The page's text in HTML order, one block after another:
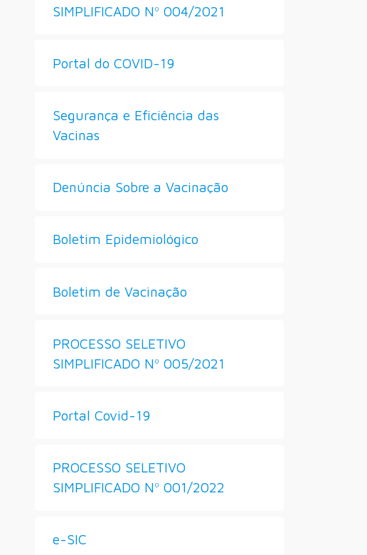
SIMPLIFICADO Nº 004/2021
Portal do COVID-19
Segurança e Eficiência das
Vacinas
Denúncia Sobre a Vacinação
Boletim Epidemiológico
Boletim de Vacinação
PROCESSO SELETIVO
SIMPLIFICADO Nº 005/2021
Portal Covid-19
PROCESSO SELETIVO
SIMPLIFICADO Nº 001/2022
e-SIC